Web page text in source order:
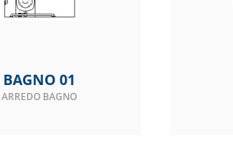
BAGNO 01
ARREDO BAGNO